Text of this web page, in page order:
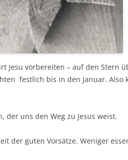
Jesu vorbereiten – auf den Stern
festlich bis in den Januar. Also
der uns den Weg zu Jesus weist.
der guten Vorsätze. Weniger